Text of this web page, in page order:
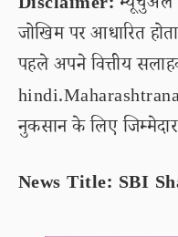
जोखिम पर आधारित
पहले अपने वित्तीय
नुकसान के लिए जिम्मेदार
News Title: SBI